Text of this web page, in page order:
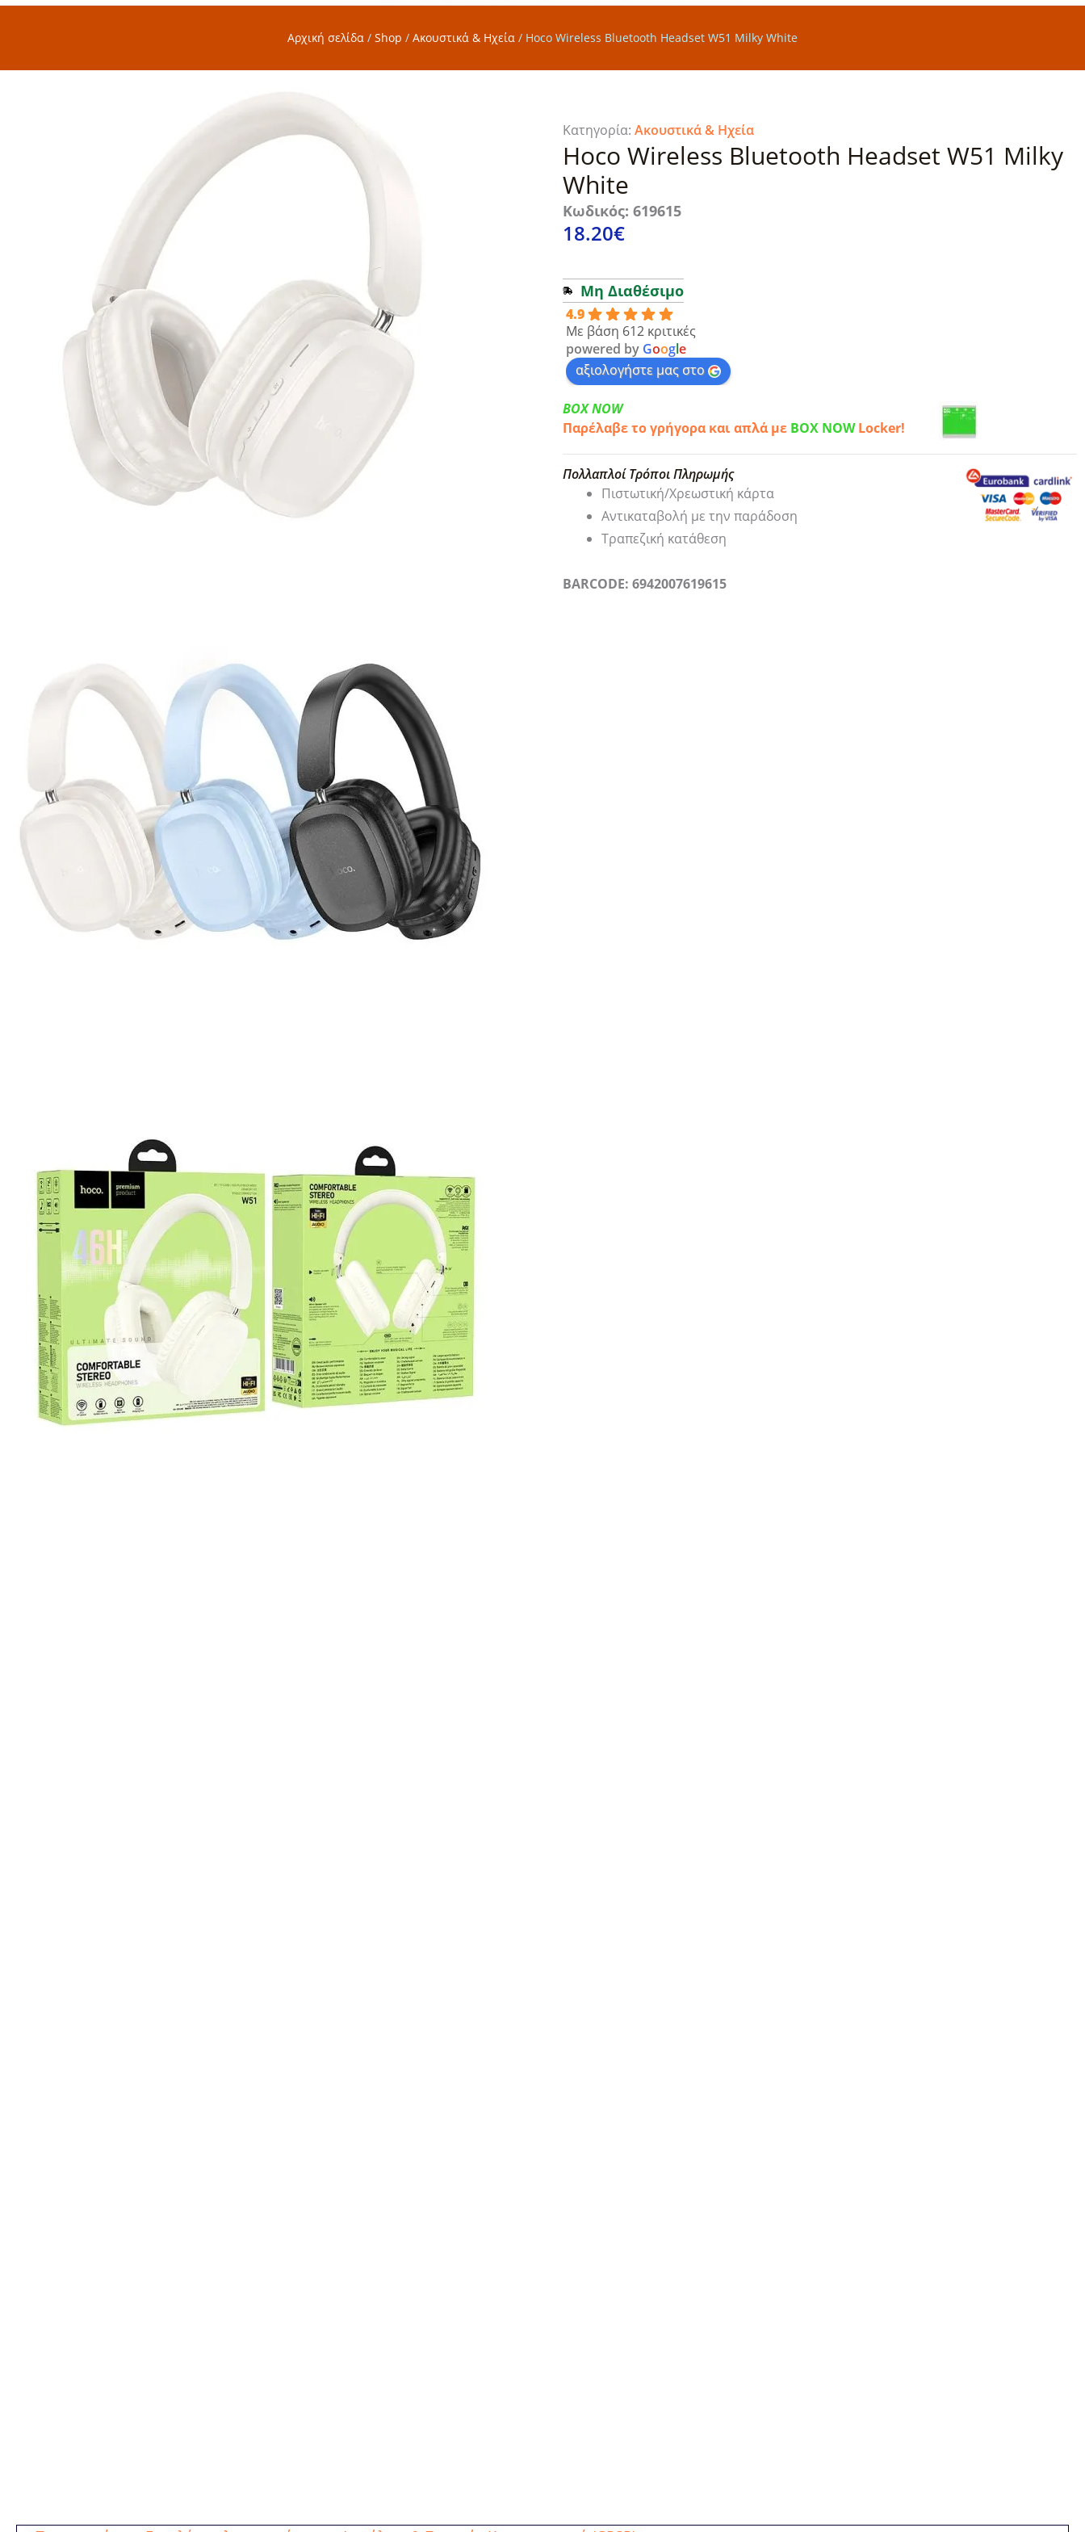
Αρχική σελίδα / Shop / Ακουστικά & Ηχεία / Hoco Wireless Bluetooth Headset W51 Milky White
Κατηγορία: Ακουστικά & Ηχεία
Hoco Wireless Bluetooth Headset W51 Milky
White
Κωδικός: 619615
18.20€
Μη Διαθέσιμο
4.9
Με βάση 612 κριτικές
powered by Google
αξιολογήστε μας στο
BOX NOW
Παρέλαβε το γρήγορα και απλά με BOX NOWLocker!
Πολλαπλοί Τρόποι Πληρωμής
Πιστωτική/Χρεωστική κάρτα
Αντικαταβολή με την παράδοση
Τραπεζική κατάθεση
BARCODE: 6942007619615